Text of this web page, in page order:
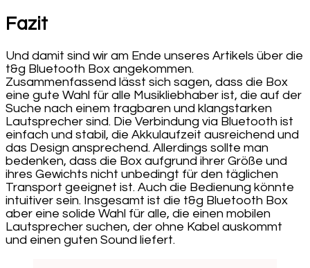
Fazit
Und damit sind wir am Ende unseres Artikels über die
t&g Bluetooth Box angekommen.
Zusammenfassend lässt sich sagen, dass die Box
eine gute Wahl für alle Musikliebhaber ist, die auf der
Suche nach einem tragbaren und klangstarken
Lautsprecher sind. Die Verbindung via Bluetooth ist
einfach und stabil, die Akkulaufzeit ausreichend und
das Design ansprechend. Allerdings sollte man
bedenken, dass die Box aufgrund ihrer Größe und
ihres Gewichts nicht unbedingt für den täglichen
Transport geeignet ist. Auch die Bedienung könnte
intuitiver sein. Insgesamt ist die t&g Bluetooth Box
aber eine solide Wahl für alle, die einen mobilen
Lautsprecher suchen, der ohne Kabel auskommt
und einen guten Sound liefert.